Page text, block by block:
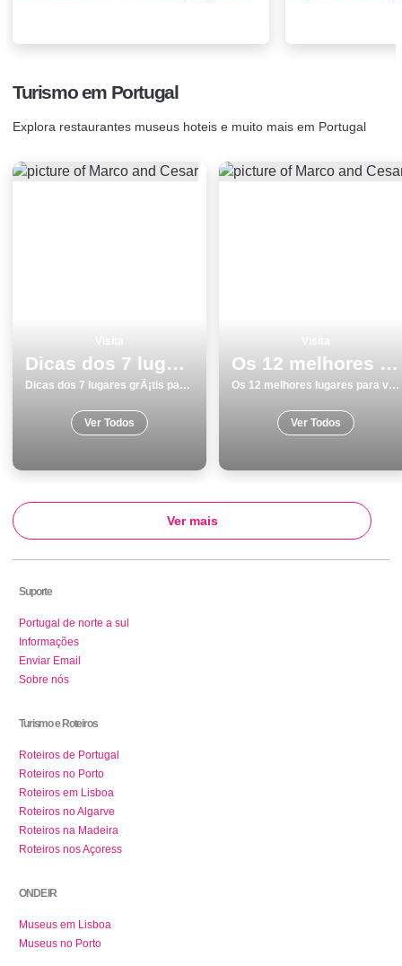
Turismo em Portugal
Explora restaurantes museus hoteis e muito mais em Portugal
Dicas dos 7 lugares grÃ¡tis para visitar em BraganÃ§a
Dicas dos 7 lugares grÃ¡tis para visitar em BraganÃ§a
Ver Todos
Os 12 melhores lugares para visitar em Elvas
Os 12 melhores lugares para visitar em Elvas
Ver Todos
Ver mais
Suporte
Portugal de norte a sul
Informações
Enviar Email
Sobre nós
Turismo e Roteiros
Roteiros de Portugal
Roteiros no Porto
Roteiros em Lisboa
Roteiros no Algarve
Roteiros na Madeira
Roteiros nos Açoress
ONDE IR
Museus em Lisboa
Museus no Porto